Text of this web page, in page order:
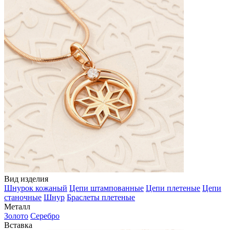
Вид изделия
Шнурок кожаный Цепи штампованные Цепи плетеные Цепи
станочные Шнур Браслеты плетеные
Металл
Золото Серебро
Вставка